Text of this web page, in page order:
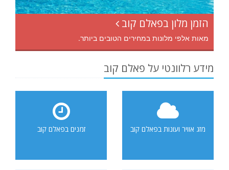
הזמן מלון בפאלם קוב
מאות אלפי מלונות במחירים הטובים ביותר.
מידע רלוונטי על פאלם קוב
מזג אוויר ועונות בפאלם קוב זמנים בפאלם קוב